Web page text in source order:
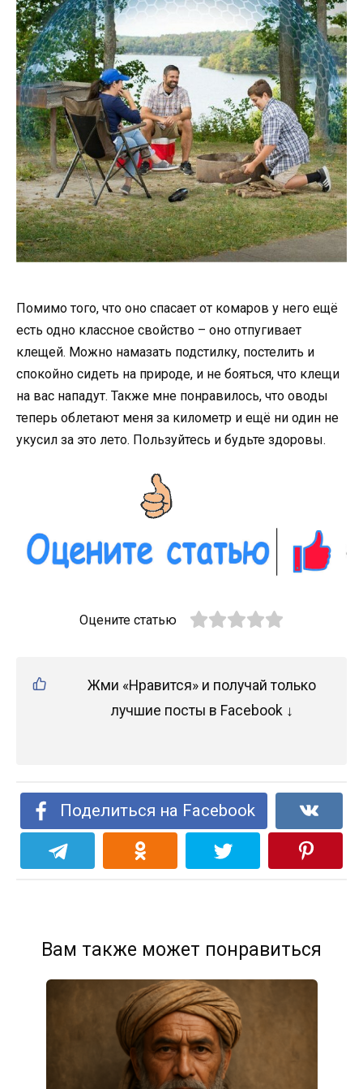
Помимо того, что оно спасает от комаров у него ещё
есть одно классное свойство – оно отпугивает
клещей. Можно намазать подстилку, постелить и
спокойно сидеть на природе, и не бояться, что клещи
на вас нападут. Также мне понравилось, что оводы
теперь облетают меня за километр и ещё ни один не
укусил за это лето. Пользуйтесь и будьте здоровы.
Оцените статью
Жми «Нравится» и получай только
лучшие посты в Facebook ↓
Поделиться на Facebook
Вам также может понравиться